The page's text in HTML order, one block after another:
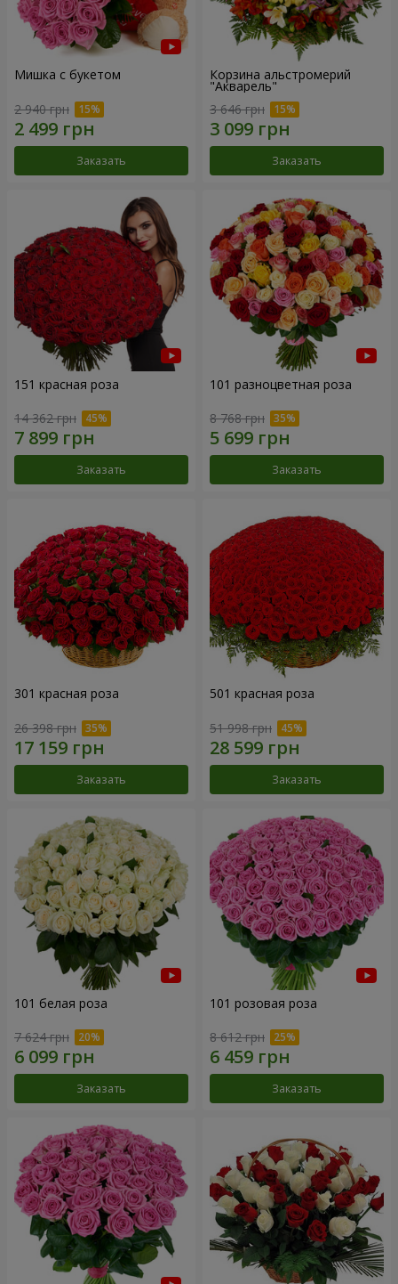
Мишка с букетом
2 940 грн
Заказать
Корзина альстромерий
"Акварель"
3 646 грн
Заказать
151 красная роза
14 362 грн
Заказать
101 разноцветная роза
8 768 грн
Заказать
301 красная роза
26 398 грн
Заказать
501 красная роза
51 998 грн
Заказать
101 белая роза
7 624 грн
Заказать
101 розовая роза
8 612 грн
Заказать